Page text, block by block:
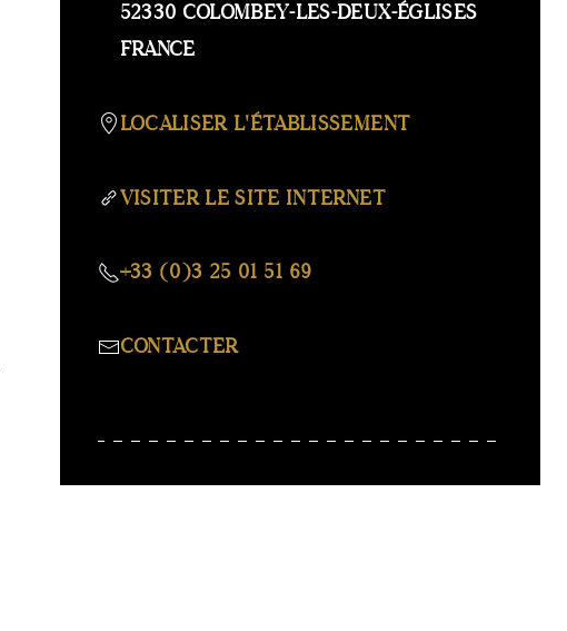
52330 COLOMBEY-LES-DEUX-ÉGLISES
FRANCE
LOCALISER L'ÉTABLISSEMENT
VISITER LE SITE INTERNET
+33 (0)3 25 01 51 69
CONTACTER